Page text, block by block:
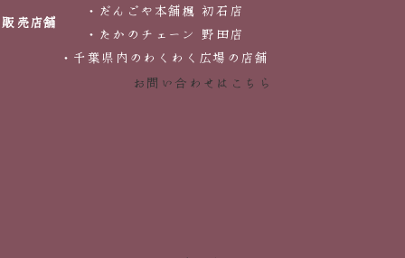
販売店舗
・だんごや本舗楓 初石店
・たかのチェーン 野田店
・千葉県内のわくわく広場の店舗
お問い合わせはこちら